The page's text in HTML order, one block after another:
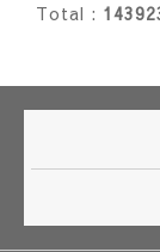
Total :